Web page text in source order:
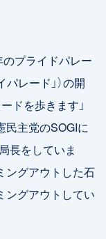
のプライドパレー
レード」）の開
ドを歩きます」
民主党のSOGIに
長をしていま
ングアウトした石
ングアウトしてい